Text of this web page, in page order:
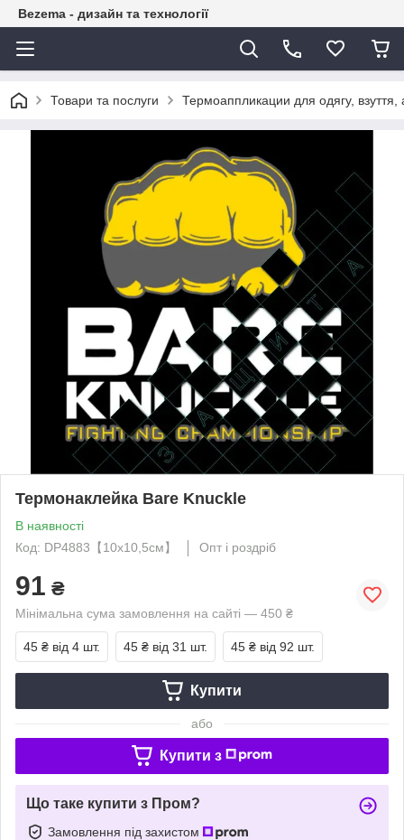
Bezema - дизайн та технології
Товари та послуги Термоаппликации для одягу, взуття,
Термонаклейка Bare Knuckle
В наявності
Код: DP4883【10x10,5см】
Опт і роздріб
91 ₴
Мінімальна сума замовлення на сайті — 450 ₴
45 ₴ від 4 шт. 45 ₴ від 31 шт. 45 ₴ від 92 шт.
Купити
або
Купити з
Що таке купити з Пром?
Замовлення під захистом